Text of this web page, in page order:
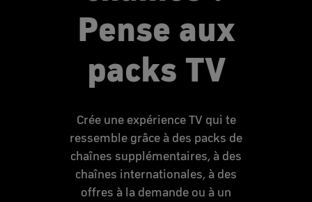
Pense aux
packs TV
Crée une expérience TV qui te
ressemble grâce à des packs de
chaînes supplémentaires, à des
chaînes internationales, à des
offres à la demande ou à un